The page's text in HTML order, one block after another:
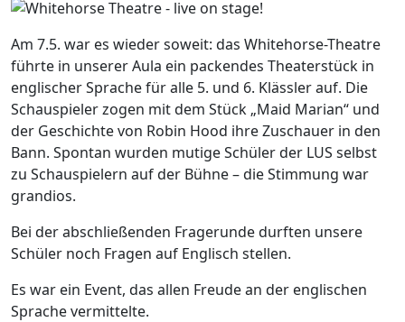
Am 7.5. war es wieder soweit: das Whitehorse-Theatre
führte in unserer Aula ein packendes Theaterstück in
englischer Sprache für alle 5. und 6. Klässler auf. Die
Schauspieler zogen mit dem Stück „Maid Marian“ und
der Geschichte von Robin Hood ihre Zuschauer in den
Bann. Spontan wurden mutige Schüler der LUS selbst
zu Schauspielern auf der Bühne – die Stimmung war
grandios.
Bei der abschließenden Fragerunde durften unsere
Schüler noch Fragen auf Englisch stellen.
Es war ein Event, das allen Freude an der englischen
Sprache vermittelte.